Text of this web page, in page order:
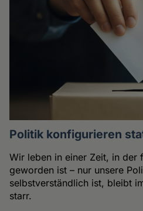
Politik konfigurieren
Wir leben in einer Zeit, in der
geworden ist – nur unsere
selbstverständlich ist, bleibt
starr.